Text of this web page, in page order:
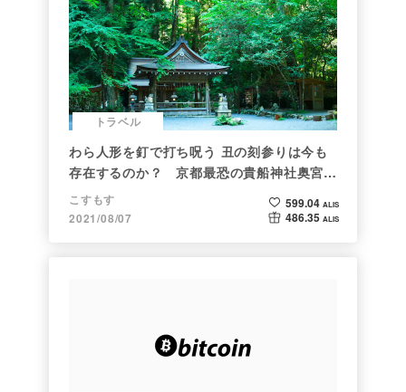
トラベル
わら人形を釘で打ち呪う 丑の刻参りは今も
存在するのか？ 京都最恐の貴船神社奥宮を
調べた
こすもす
2021/08/07
599.04 ALIS
486.35 ALIS